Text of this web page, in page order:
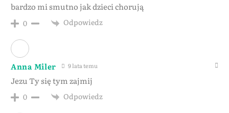
bardzo mi smutno jak dzieci chorują
0 Odpowiedz
Anna Miler 9 lata temu
Jezu Ty się tym zajmij
0 Odpowiedz